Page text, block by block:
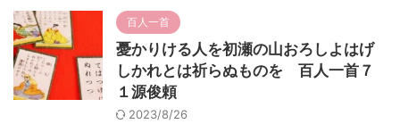
百人一首
憂かりける人を初瀬の山おろしよはげ
しかれとは祈らぬものを 百人一首７
１源俊頼
2023/8/26